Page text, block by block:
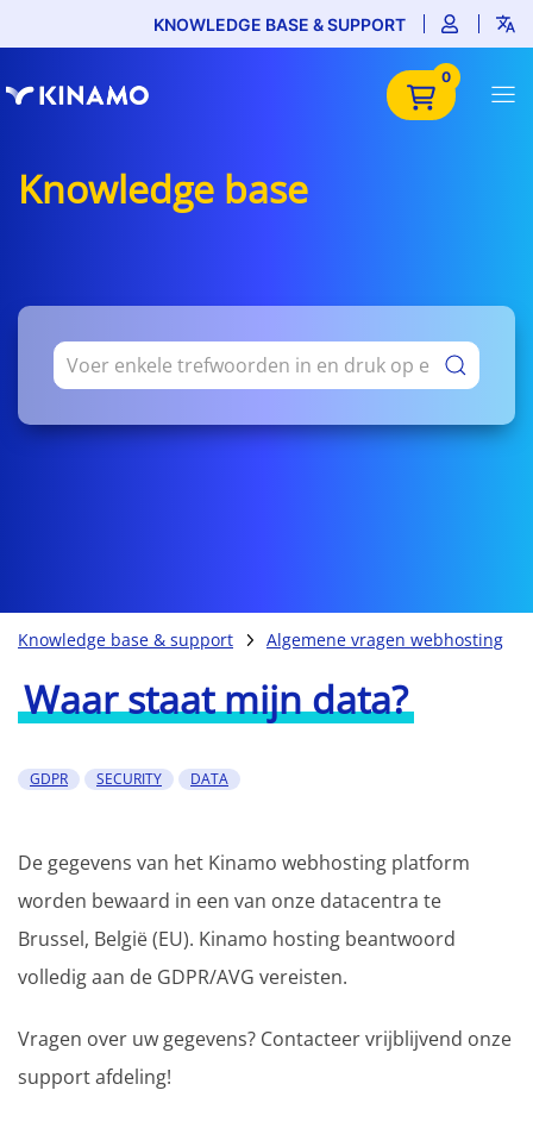
KNOWLEDGE BASE & SUPPORT
0
Knowledge base
Knowledge base & support Algemene vragen webhosting
Waar staat mijn data?
GDPR SECURITY DATA
De gegevens van het Kinamo webhosting platform
worden bewaard in een van onze datacentra te
Brussel, België (EU). Kinamo hosting beantwoord
volledig aan de GDPR/AVG vereisten.
Vragen over uw gegevens? Contacteer vrijblijvend onze
support afdeling!